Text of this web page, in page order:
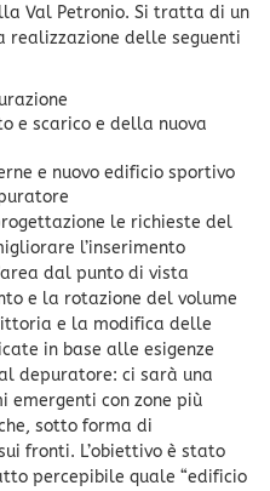
Val Petronio. Si tratta di un
delle seguenti
e scarico e della nuova
e nuovo edificio sportivo
le richieste del
l’inserimento
dal punto di vista
e la rotazione del volume
e la modifica delle
in base alle esigenze
depuratore: ci sarà una
emergenti con zone più
sotto forma di
fronti. L’obiettivo è stato
percepibile quale “edificio